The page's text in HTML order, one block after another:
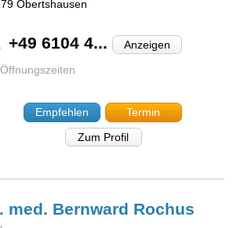
Obertshausen
+49 6104 4... Anzeigen
Öffnungszeiten
Empfehlen
Termin
Zum Profil
med. Bernward Rochus